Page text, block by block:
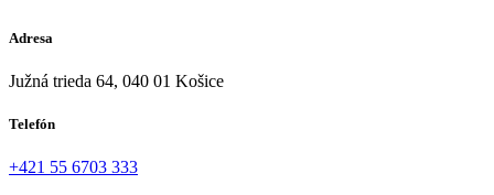
Adresa
Južná trieda 64, 040 01 Košice
Telefón
+421 55 6703 333